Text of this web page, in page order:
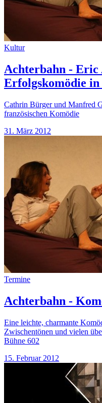
Kultur
Achterbahn - Eric
Erfolgskomödie in
Cathrin Bürger und Manfred
französischen Komödie
31. März 2012
Termine
Achterbahn -
Eine leichte, charmante
Zwischentönen und vielen
Bühne 602
15. Februar 2012